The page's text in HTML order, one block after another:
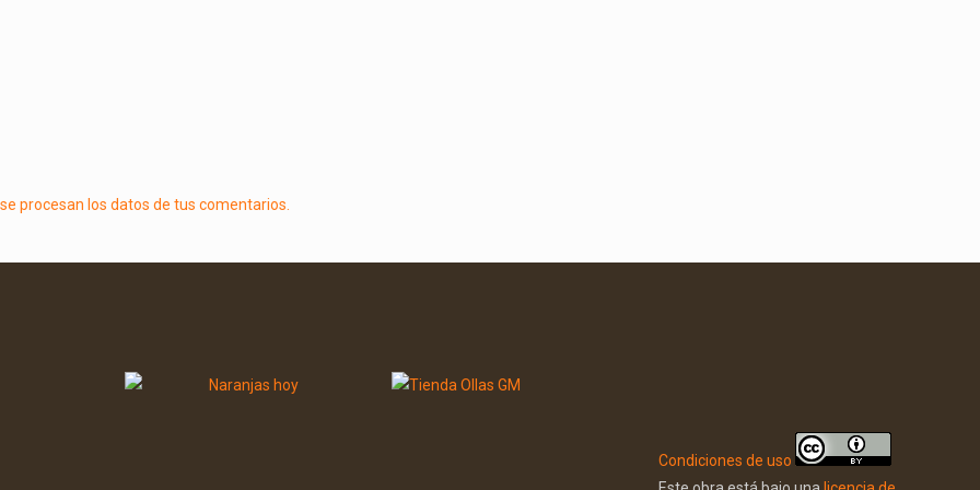
procesan los datos de tus comentarios.
Condiciones de uso